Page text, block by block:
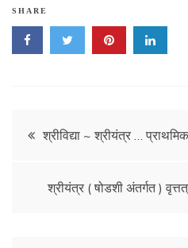
SHARE
Post
श्रीविद्या ~ श्रीयंत्र …
श्रीयंत्र ( षोडशी अंतर्गत )